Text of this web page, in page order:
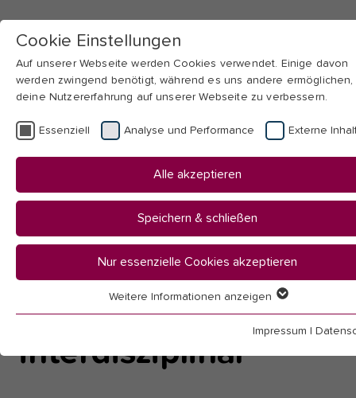
Skip to main navigation Skip to page footer
You
here:
Startseite
Studiengänge
Germanistik & Interkulturalität/Multilingualität – Master
Unsere Studierenden
International und
interdisziplinär
Cookie Einstellungen
Auf unserer Webseite werden Cookies verwendet. Einige davon
werden zwingend benötigt, während es uns andere ermöglichen,
deine Nutzererfahrung auf unserer Webseite zu verbessern.
Essenziell Analyse und Performance Externe
Alle akzeptieren
Speichern & schließen
Nur essenzielle Cookies akzeptieren
Essenzielle Cookies werden für grundlegende Funktionen der
einwandfrei funktioniert.
Weitere Informationen anzeigen
Impressum